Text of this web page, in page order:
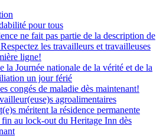
pour tous
ne fait pas partie de la description de
les travailleurs et travailleuses
ligne!
la Journée nationale de la vérité et de la
un jour férié
congés de maladie dès maintenant!
agroalimentaires
méritent la résidence permanente
au lock-out du Heritage Inn dès